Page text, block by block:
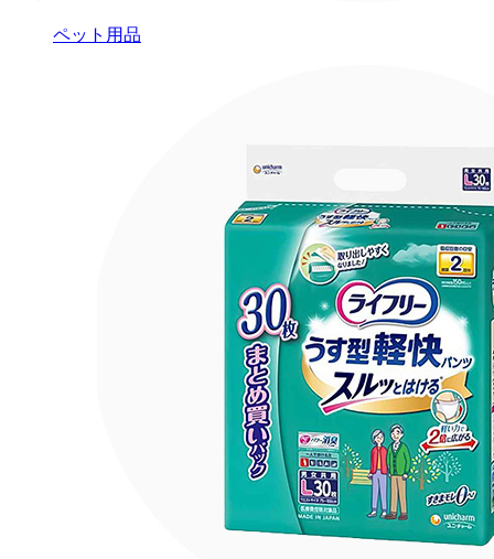
ペット用品